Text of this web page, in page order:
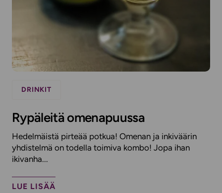
DRINKIT
Rypäleitä omenapuussa
Hedelmäistä pirteää potkua! Omenan ja inkiväärin
yhdistelmä on todella toimiva kombo! Jopa ihan
ikivanha...
LUE LISÄÄ